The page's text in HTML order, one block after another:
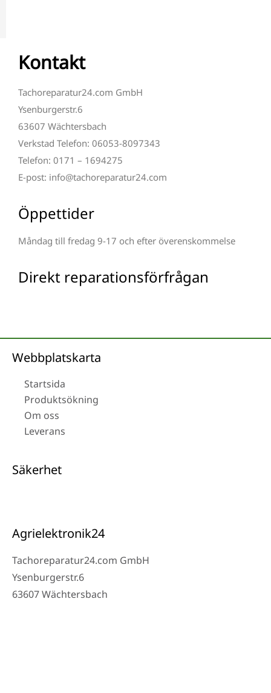
Kontakt
Tachoreparatur24.com GmbH
Ysenburgerstr.6
63607 Wächtersbach
Verkstad Telefon: 06053-8097343
Telefon: 0171 – 1694275
E-post: info@tachoreparatur24.com
Öppettider
Måndag till fredag 9-17 och efter överenskommelse
Direkt reparationsförfrågan
Webbplatskarta
Startsida
Produktsökning
Om oss
Leverans
Säkerhet
Agrielektronik24
Tachoreparatur24.com GmbH
Ysenburgerstr.6
63607 Wächtersbach